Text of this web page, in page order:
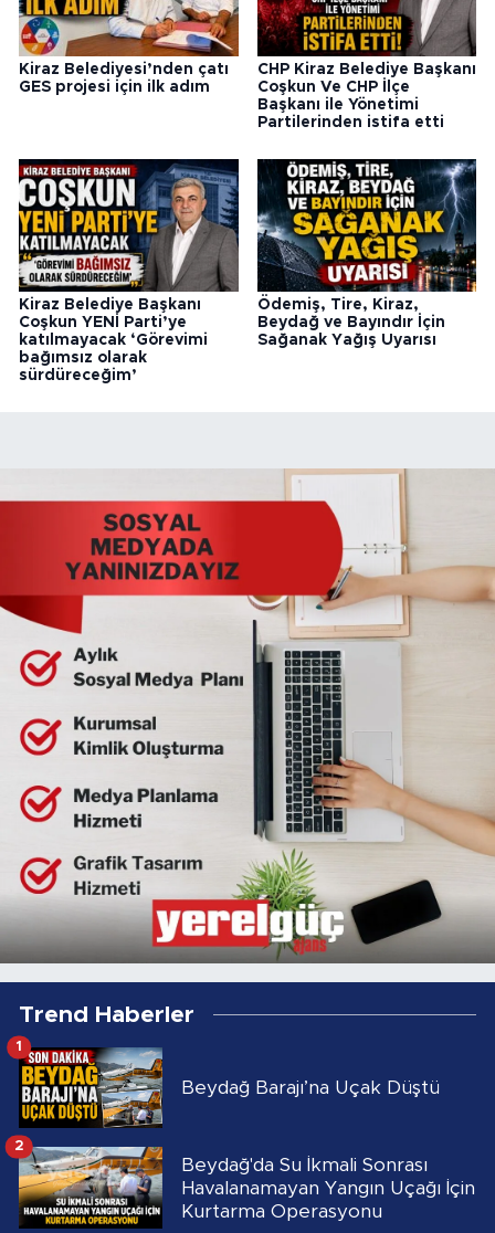
Kiraz Belediyesi’nden çatı
GES projesi için ilk adım
CHP Kiraz Belediye Başkanı
Coşkun Ve CHP İlçe
Başkanı ile Yönetimi
Partilerinden istifa etti
Kiraz Belediye Başkanı
Coşkun YENİ Parti’ye
katılmayacak ‘Görevimi
bağımsız olarak
sürdüreceğim’
Ödemiş, Tire, Kiraz,
Beydağ ve Bayındır İçin
Sağanak Yağış Uyarısı
Trend Haberler
Beydağ Barajı’na Uçak Düştü
1
Beydağ'da Su İkmali Sonrası
Havalanamayan Yangın Uçağı İçin
Kurtarma Operasyonu
2